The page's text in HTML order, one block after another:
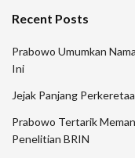
Recent Posts
Prabowo Umumkan
Ini
Jejak Panjang
Prabowo Tertarik
Penelitian BRIN